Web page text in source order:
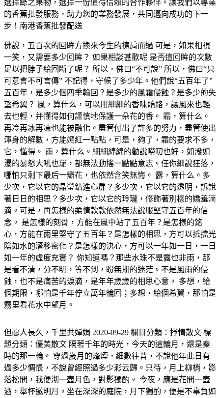
選擇綠之果物，選擇一份值得信賴的合作夥伴。讓我們以專業
的香蕉批發服務，助力您的業務發展，共同邁向成功的下一
步！南港香蕉批發配送
佛說，五百次的回眸方換來今生的擦肩而過 可是，如果相視
一笑，又需要多少回眸？ 如果相談甚歡呢 是否這回眸的次數
足以把脖子給回斷了呢？ 所以，佛曰“不可說” 所以，佛曰“只
可意會不可言傳” 不記得，守候了多少年。他們說“五百年了”
五百年，是多少個四季輪回？是多少的風霜侵蝕？是多少的失
望希翼？ 風，算什么，可以用細細的香味賄賂，讓風來也輕
去也輕，并懂得如何謹慎地保護一朵花的香。 霜，算什么。
再冷再冰再凍也能被融化。盡管付出了許多的努力，盡管使出
渾身的解數，方能嫣紅一點點，可是，夠了，霜的要求不多，
它，懂得。 雨，算什么。細細綿綿的勸說嘮叨也好，如潑如
瀑的暴怒大吼也罷，都無法動搖一點點意志。任你細說狂落，
哪怕只剩下最后一瓣花，也依然含笑無悔。 露，算什么。多
少次，它以它的晶瑩鉆進心扉？多少次，它以它的透明，訴說
著日日的相思？多少次，它以它的玲瓏，修飾著別樣的嬌羞滴
滴。可是，再怎樣的柔情款款依然無法說服堅守五百年的信
念。 是怎樣的刻骨，方能在風中站了五百年？是怎樣的銘
心，方能在雨里堅守了五百年？是怎樣的相思，方可以抵擋光
陰如水的潛移密化？是怎樣的決心，方可以一年如一日，一日
如一年的虛度充實？ 你知道嗎？那些水珠不是露也非雨，那
是看不清，分不明，等不到，盼無期的迷茫。不是風雨的侵
蝕，也不是痛苦的淚滴，是年年歲歲的相思心意。 多想，給
個期限，哪怕是千年佇立萬年輪回；多想，給個希翼，那怕是
霧里看花水中望月。
但愿人長久，千里共嬋娟 2020-09-29 欄目分類：抒情散文 標
題分類：優美散文 隔著千年的時光，今天的這輪月，還是秦
時的那一輪。 穿過歲月的烽煙，細數往昔，不說他年此日有
過多少惆悵，不說曾經照過多少彩云歸。只待，月上柳梢，影
落松間，我便沏一壺月色，對影獨酌。 今夜，應是花間一壺
酒，舉杯邀明月。坐在深深的庭院，月下獨酌，便是不辜負如